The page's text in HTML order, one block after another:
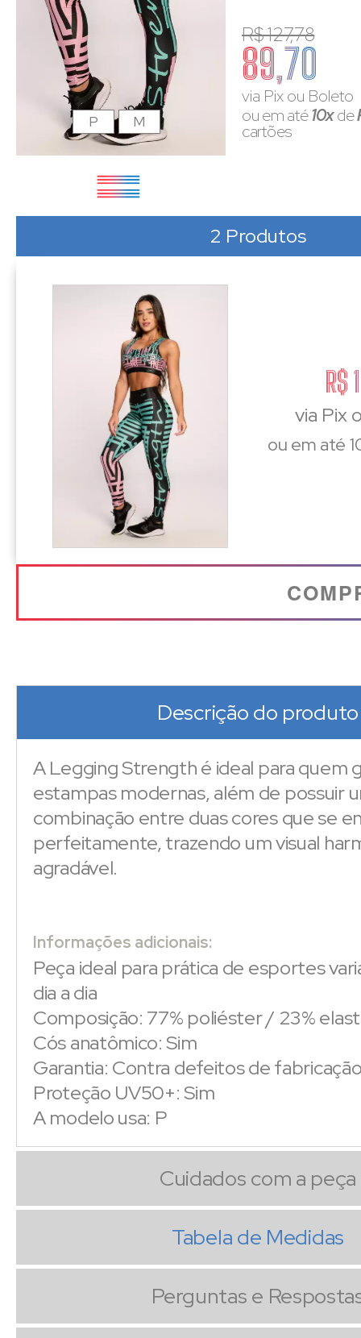
R$ 127,78
89,70
via Pix ou Boleto
ou em até10xde
cartões
P M
2 Produtos
R$
via Pix
ou em até
Descrição do produto
A Legging Strength é ideal para quem
estampas modernas, além de possuir
combinação entre duas cores que se
perfeitamente, trazendo um visual
agradável.
Informações adicionais:
Peça ideal para prática de esportes
dia a dia
Composição: 77% poliéster / 23%
Cós anatômico: Sim
Garantia: Contra defeitos de
Proteção UV50+: Sim
A modelo usa: P
Cuidados com a peça
Tabela de Medidas
Perguntas e